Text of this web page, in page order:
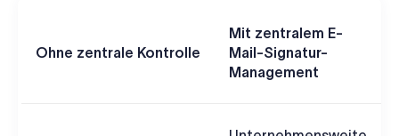
Ohne zentrale Kontrolle
Mit zentralem E-
Mail-Signatur-
Management